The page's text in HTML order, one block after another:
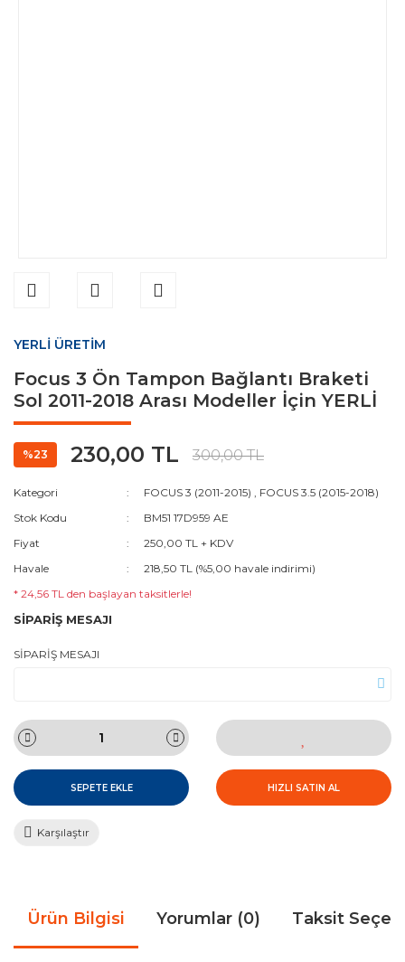
YERLİ ÜRETİM
Focus 3 Ön Tampon Bağlantı Braketi
Sol 2011-2018 Arası Modeller İçin YERLİ
%23 230,00 TL 300,00 TL
Kategori FOCUS 3 (2011-2015) , FOCUS 3.5 (2015-2018)
Stok Kodu
BM51 17D959 AE
Fiyat
250,00 TL + KDV
Havale
218,50 TL (%5,00 havale indirimi)
* 24,56 TL den başlayan taksitlerle!
SİPARİŞ MESAJI
SİPARİŞ MESAJI
SEPETE EKLE HIZLI SATIN AL
Karşılaştır
Ürün Bilgisi Yorumlar (0) Taksit